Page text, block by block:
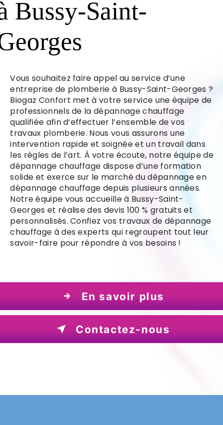
Bussy-Saint-
Vous souhaitez faire appel au service d’une
entreprise de plomberie à Bussy-Saint-Georges ?
Biogaz Confort met à votre service une équipe de
professionnels de la dépannage chauffage
qualifiée afin d’effectuer l’ensemble de vos
travaux plomberie. Nous vous assurons une
intervention rapide et soignée et un travail dans
les règles de l’art. À votre écoute, notre équipe de
dépannage chauffage dispose d’une formation
solide et exerce sur le marché du dépannage en
dépannage chauffage depuis plusieurs années.
Notre équipe vous accueille à Bussy-Saint-
Georges et réalise des devis 100 % gratuits et
personnalisés. Confiez vos travaux de dépannage
chauffage à des experts qui regroupent tout leur
savoir-faire pour répondre à vos besoins !
En savoir plus
Contactez-nous